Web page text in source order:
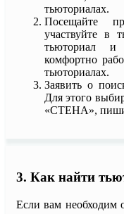
тьюториалах.
Посещайте
участвуйте в
тьюториал
комфортно
тьюториалах.
Заявить о
Для этого
«СТЕНА»,
3. Как найти
Если вам необходим